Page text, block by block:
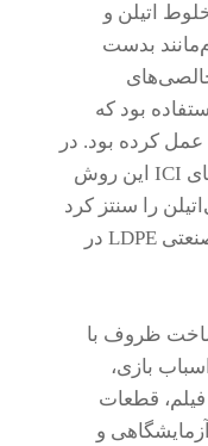
اتیلن و
بدست
بود که
عمل کرده بود. در
سال 1935 یکی دیگر از دانشمندهای ICI این روش
را سنتز کرد
که این روش اساسی برای تولید صنعتی LDPE در
ساخت ظروف با
بازی،
قطعات
و